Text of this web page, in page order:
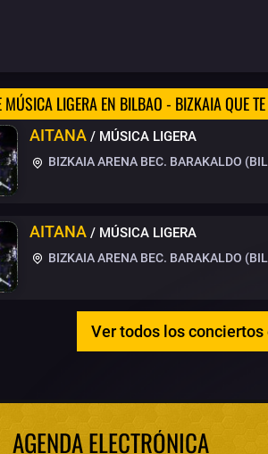
MÚSICA LIGERA EN BILBAO - BIZKAIA QUE
AITANA / MÚSICA LIGERA
BIZKAIA ARENA BEC. BARAKALDO
AITANA / MÚSICA LIGERA
BIZKAIA ARENA BEC. BARAKALDO
Ver todos los conciertos
AGENDA ELECTRÓNICA